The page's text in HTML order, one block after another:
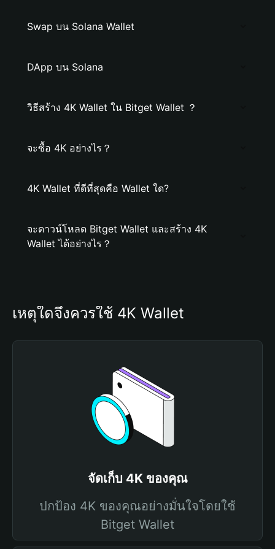
Swap บน Solana Wallet
DApp บน Solana
วิธีสร้าง 4K Wallet ใน Bitget Wallet ？
จะซื้อ 4K อย่างไร？
4K Wallet ที่ดีที่สุดคือ Wallet ใด?
จะดาวน์โหลด Bitget Wallet และสร้าง 4K
Wallet ได้อย่างไร？
เหตุใดจึงควรใช้ 4K Wallet
จัดเก็บ 4K ของคุณ
ปกป้อง 4K ของคุณอย่างมั่นใจโดยใช้
Bitget Wallet